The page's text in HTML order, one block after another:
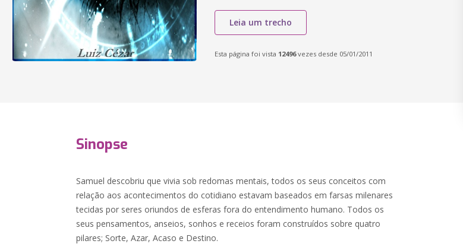
Leia um trecho
Esta página foi vista 12496vezes desde 05/01/2011
Sinopse
Samuel descobriu que vivia sob redomas mentais, todos os seus conceitos com
relação aos acontecimentos do cotidiano estavam baseados em farsas milenares
tecidas por seres oriundos de esferas fora do entendimento humano. Todos os
seus pensamentos, anseios, sonhos e receios foram construídos sobre quatro
pilares; Sorte, Azar, Acaso e Destino.